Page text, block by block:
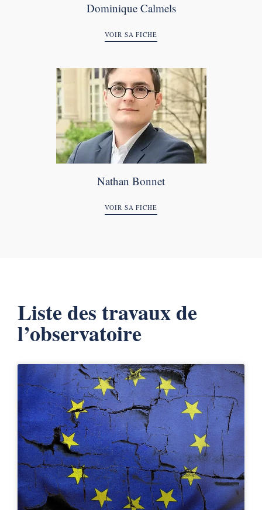
Dominique Calmels
VOIR SA FICHE
Nathan Bonnet
VOIR SA FICHE
Liste des travaux de
l’observatoire